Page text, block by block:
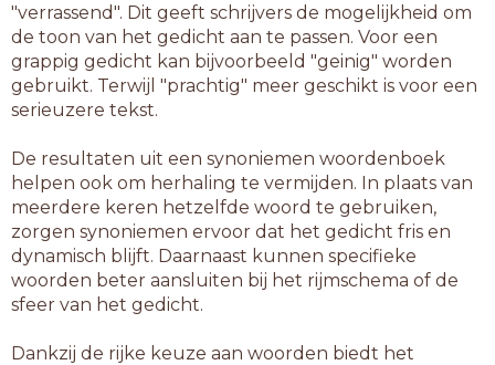
"verrassend". Dit geeft schrijvers de mogelijkheid om
de toon van het gedicht aan te passen. Voor een
grappig gedicht kan bijvoorbeeld "geinig" worden
gebruikt. Terwijl "prachtig" meer geschikt is voor een
serieuzere tekst.
De resultaten uit een synoniemen woordenboek
helpen ook om herhaling te vermijden. In plaats van
meerdere keren hetzelfde woord te gebruiken,
zorgen synoniemen ervoor dat het gedicht fris en
dynamisch blijft. Daarnaast kunnen specifieke
woorden beter aansluiten bij het rijmschema of de
sfeer van het gedicht.
Dankzij de rijke keuze aan woorden biedt het